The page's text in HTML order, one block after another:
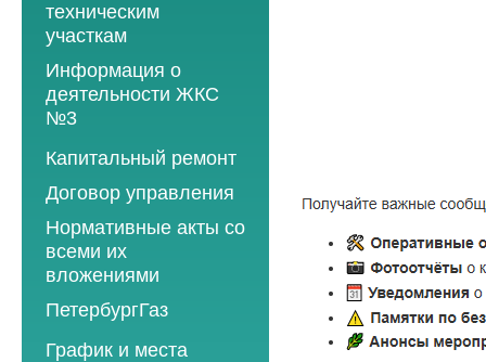
техническим
участкам
Информация о
деятельности ЖКС
№3
Программы
2013 год
2014 год
2015 год
2016 год
Капитальный ремонт
Договор управления
Нормативные акты со
всеми их
вложениями
ПетербургГаз
2018 год
График и места